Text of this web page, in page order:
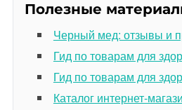
Полезные
Черный мед: отзывы и
Гид по товарам для
Гид по товарам для
Каталог интернет-